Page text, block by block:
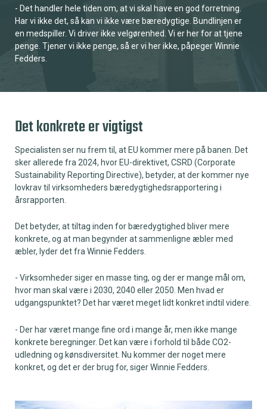
- Det handler hele tiden om, at vi skal have en god forretning.
Har vi ikke det, så kan vi ikke være bæredygtige. Bundlinjen er
en medspiller. Vi driver ikke velgørenhed. Vi er her for at tjene
penge. Tjener vi ikke penge, så er vi her ikke, påpeger Winnie
Fedders.
Det konkrete er vigtigst
Specialisten ser nu frem til, at EU kommer mere på banen. Det
sker allerede fra 2024, hvor EU-direktivet, CSRD (Corporate
Sustainability Reporting Directive), betyder, at der kommer nye
lovkrav til virksomheders bæredygtighedsrapportering i
årsrapporten.
Det betyder, at tiltag inden for bæredygtighed bliver mere
konkrete, og at man begynder at sammenligne æbler med
æbler, lyder det fra Winnie Fedders.
- Virksomheder siger en masse ting, og der er mange mål om,
hvor man skal være i 2030, 2040 eller 2050. Men hvad er
udgangspunktet? Det har været meget lidt konkret indtil videre.
- Der har været mange fine ord i mange år, men ikke mange
konkrete beregninger. Det kan være i forhold til både CO2-
udledning og kønsdiversitet. Nu kommer der noget mere
konkret, og det er der brug for, siger Winnie Fedders.